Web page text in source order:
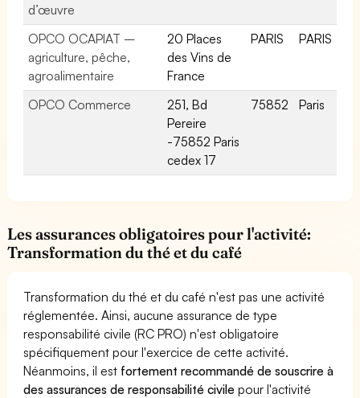
d’œuvre
OPCO OCAPIAT –
agriculture, pêche,
agroalimentaire
20 Places
des Vins de
France
PARIS PARIS
OPCO Commerce
251, Bd
Pereire
-75852 Paris
cedex 17
75852 Paris
Les assurances obligatoires pour l'activité:
Transformation du thé et du café
Transformation du thé et du café n'est pas une activité
réglementée. Ainsi, aucune assurance de type
responsabilité civile (RC PRO) n'est obligatoire
spécifiquement pour l'exercice de cette activité.
Néanmoins, il est fortement recommandé de souscrire à
des assurances de responsabilité civile pour l'activité